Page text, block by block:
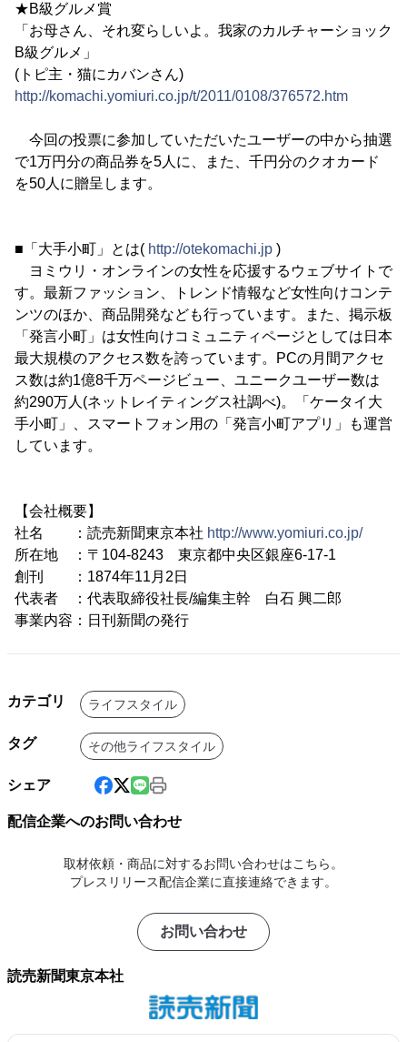
★B級グルメ賞
「お母さん、それ変らしいよ。我家のカルチャーショック
B級グルメ」
(トピ主・猫にカバンさん)
http://komachi.yomiuri.co.jp/t/2011/0108/376572.htm
今回の投票に参加していただいたユーザーの中から抽選
で1万円分の商品券を5人に、また、千円分のクオカード
を50人に贈呈します。
■「大手小町」とは( http://otekomachi.jp )
ヨミウリ・オンラインの女性を応援するウェブサイトで
す。最新ファッション、トレンド情報など女性向けコンテ
ンツのほか、商品開発なども行っています。また、掲示板
「発言小町」は女性向けコミュニティページとしては日本
最大規模のアクセス数を誇っています。PCの月間アクセ
ス数は約1億8千万ページビュー、ユニークユーザー数は
約290万人(ネットレイティングス社調べ)。「ケータイ大
手小町」、スマートフォン用の「発言小町アプリ」も運営
しています。
【会社概要】
社名 ：読売新聞東京本社 http://www.yomiuri.co.jp/
所在地 ：〒104-8243 東京都中央区銀座6-17-1
創刊 ：1874年11月2日
代表者 ：代表取締役社長/編集主幹 白石 興二郎
事業内容：日刊新聞の発行
カテゴリ ライフスタイル
タグ その他ライフスタイル
シェア
配信企業へのお問い合わせ
取材依頼・商品に対するお問い合わせはこちら。
プレスリリース配信企業に直接連絡できます。
お問い合わせ
読売新聞東京本社